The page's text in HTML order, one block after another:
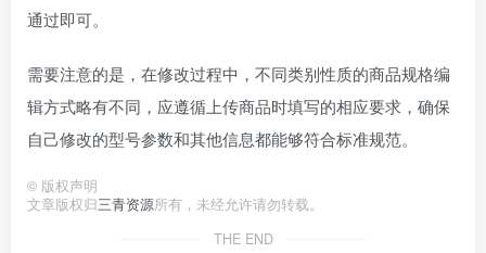
通过即可。
需要注意的是，在修改过程中，不同类别性质的商品规格编
辑方式略有不同，应遵循上传商品时填写的相应要求，确保
自己修改的型号参数和其他信息都能够符合标准规范。
© 版权声明
文章版权归三青资源所有，未经允许请勿转载。
THE END